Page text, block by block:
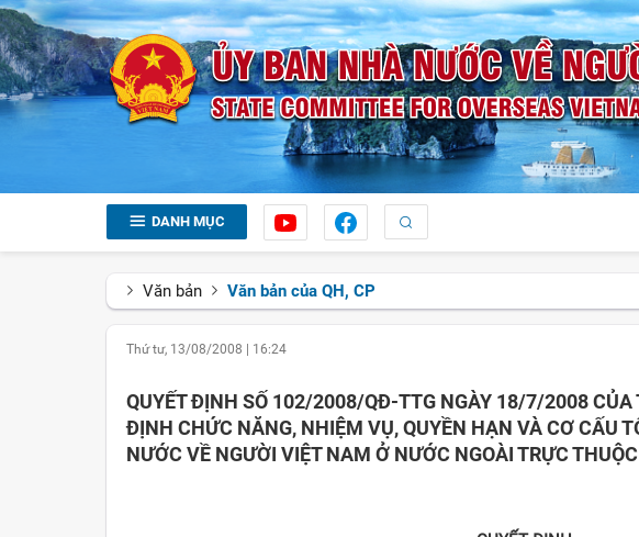
DANH MỤC
Văn bản Văn bản của QH, CP
Thứ tư, 13/08/2008 16:24
QUYẾT ĐỊNH SỐ 102/2008/QĐ-TTG NGÀY 18/7/2008 CỦA
ĐỊNH CHỨC NĂNG, NHIỆM VỤ, QUYỀN HẠN VÀ CƠ CẤU
NƯỚC VỀ NGƯỜI VIỆT NAM Ở NƯỚC NGOÀI TRỰC